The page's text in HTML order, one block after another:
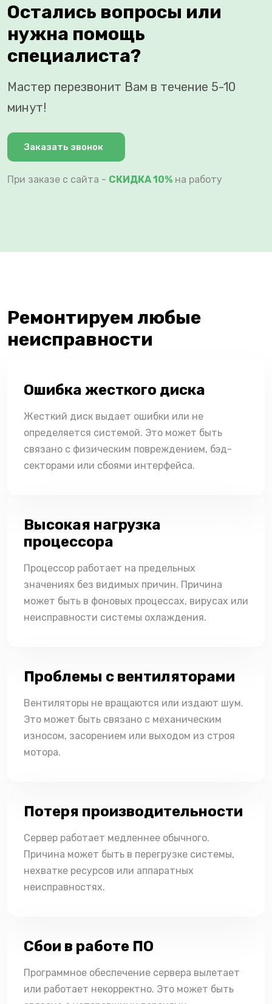
Остались вопросы или
нужна помощь
специалиста?
Мастер перезвонит Вам в течение 5-10
минут!
Заказать звонок
При заказе с сайта - СКИДКА 10% на работу
Ремонтируем любые
неисправности
Ошибка жесткого диска
Жесткий диск выдает ошибки или не
определяется системой. Это может быть
связано с физическим повреждением, бэд-
секторами или сбоями интерфейса.
Высокая нагрузка
процессора
Процессор работает на предельных
значениях без видимых причин. Причина
может быть в фоновых процессах, вирусах или
неисправности системы охлаждения.
Проблемы с вентиляторами
Вентиляторы не вращаются или издают шум.
Это может быть связано с механическим
износом, засорением или выходом из строя
мотора.
Потеря производительности
Сервер работает медленнее обычного.
Причина может быть в перегрузке системы,
нехватке ресурсов или аппаратных
неисправностях.
Сбои в работе ПО
Программное обеспечение сервера вылетает
или работает некорректно. Это может быть